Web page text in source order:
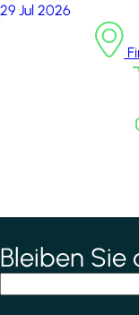
29 Jul 2026
*indicates required field
Bleiben